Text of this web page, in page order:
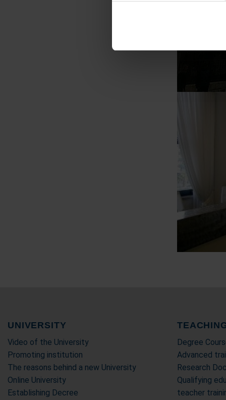
modificare o ritirare il tuo
di analisi dei dati web,
UNIVERSITY
Video of the University
Promoting institution
The reasons behind a new University
Online University
Establishing Decree
Degree
Advanced
Research
Qualifying
teacher